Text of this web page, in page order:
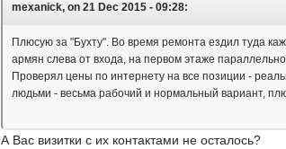
mexanick, on 21 Dec 2015 - 09:28:
Плюсую за "Бухту". Во время ремонта ездил туда
армян слева от входа, на первом этаже
Проверял цены по интернету на все позиции -
людьми - весьма рабочий и нормальный вариант,
А Вас визитки с их контактами не осталось?